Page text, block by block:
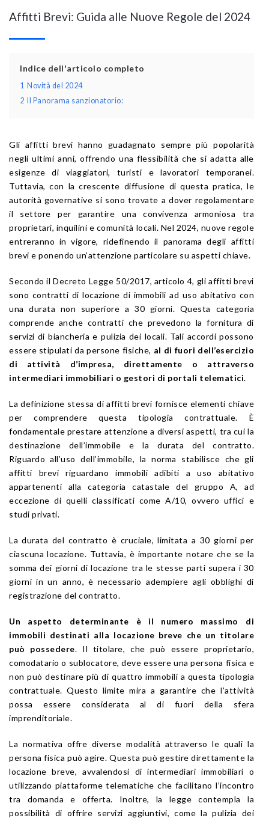
Affitti Brevi: Guida alle Nuove Regole del 2024
Indice dell'articolo completo
1 Novità del 2024
2
Il Panorama sanzionatorio:
Gli affitti brevi hanno guadagnato sempre più popolarità
negli ultimi anni, offrendo una flessibilità che si adatta alle
esigenze di viaggiatori, turisti e lavoratori temporanei.
Tuttavia, con la crescente diffusione di questa pratica, le
autorità governative si sono trovate a dover regolamentare
il settore per garantire una convivenza armoniosa tra
proprietari, inquilini e comunità locali. Nel 2024, nuove regole
entreranno in vigore, ridefinendo il panorama degli affitti
brevi e ponendo un’attenzione particolare su aspetti chiave.
Secondo il Decreto Legge 50/2017, articolo 4, gli affitti brevi
sono contratti di locazione di immobili ad uso abitativo con
una durata non superiore a 30 giorni. Questa categoria
comprende anche contratti che prevedono la fornitura di
servizi di biancheria e pulizia dei locali. Tali accordi possono
essere stipulati da persone fisiche, al di fuori dell’esercizio
di attività d’impresa, direttamente o attraverso
intermediari immobiliari o gestori di portali telematici.
La definizione stessa di affitti brevi fornisce elementi chiave
per comprendere questa tipologia contrattuale. È
fondamentale prestare attenzione a diversi aspetti, tra cui la
destinazione dell’immobile e la durata del contratto.
Riguardo all’uso dell’immobile, la norma stabilisce che gli
affitti brevi riguardano immobili adibiti a uso abitativo
appartenenti alla categoria catastale del gruppo A, ad
eccezione di quelli classificati come A/10, ovvero uffici e
studi privati.
La durata del contratto è cruciale, limitata a 30 giorni per
ciascuna locazione. Tuttavia, è importante notare che se la
somma dei giorni di locazione tra le stesse parti supera i 30
giorni in un anno, è necessario adempiere agli obblighi di
registrazione del contratto.
Un aspetto determinante è il numero massimo di
immobili destinati alla locazione breve che un titolare
può possedere. Il titolare, che può essere proprietario,
comodatario o sublocatore, deve essere una persona fisica e
non può destinare più di quattro immobili a questa tipologia
contrattuale. Questo limite mira a garantire che l’attività
possa essere considerata al di fuori della sfera
imprenditoriale.
La normativa offre diverse modalità attraverso le quali la
persona fisica può agire. Questa può gestire direttamente la
locazione breve, avvalendosi di intermediari immobiliari o
utilizzando piattaforme telematiche che facilitano l’incontro
tra domanda e offerta. Inoltre, la legge contempla la
possibilità di offrire servizi aggiuntivi, come la pulizia dei